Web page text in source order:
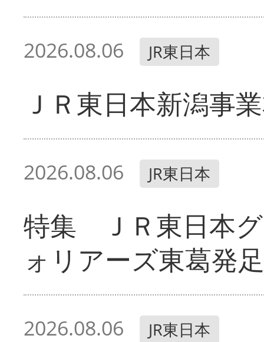
2026.08.06 JR東日本
ＪＲ東日本新潟事
2026.08.06 JR東日本
特集 ＪＲ東日本
ォリアーズ東葛発足
2026.08.06 JR東日本